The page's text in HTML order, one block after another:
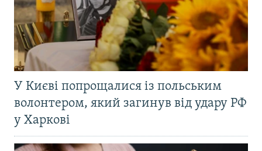
У Києві попрощалися із польським
волонтером, який загинув від удару РФ
у Харкові